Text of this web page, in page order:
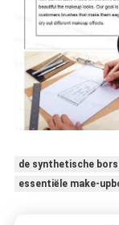
de synthetische
essentiële make-